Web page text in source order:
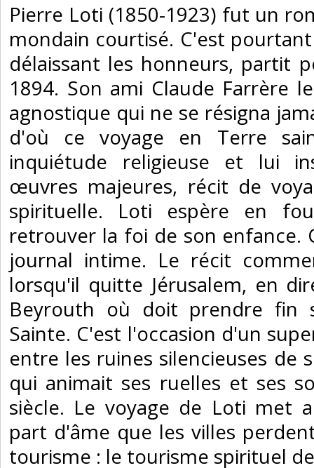
‎Pierre Loti (1850-1923) fut un
mondain courtisé. C'est
délaissant les honneurs, partit
1894. Son ami Claude Farrère
agnostique qui ne se résigna
d'où ce voyage en Terre
inquiétude religieuse et lui
œuvres majeures, récit de
spirituelle. Loti espère en
retrouver la foi de son enfance.
journal intime. Le récit
lorsqu'il quitte Jérusalem, en
Beyrouth où doit prendre fin
Sainte. C'est l'occasion d'un
entre les ruines silencieuses de
qui animait ses ruelles et ses
siècle. Le voyage de Loti met
part d'âme que les villes
tourisme : le tourisme spirituel